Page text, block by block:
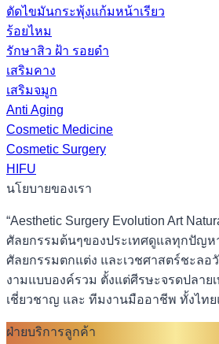
ตัดไขมันกระพุ้งแก้มหน้าเรียว
ร้อยไหม
รักษาสิว ฝ้า รอยดำ
เสริมคาง
เสริมจมูก
Anti Aging
Cosmetic Medicine
Cosmetic Surgery
HIFU
นโยบายของเรา
“Aesthetic Surgery Evolution Art
ศัลยกรรมต้นๆของประเทศดูแลทุกปัญ
ศัลยกรรมตกแต่ง และเวชศาสตร์ชะลอ
งามแบบองค์รวม ตั้งแต่ศีรษะจรดปลาย
เชี่ยวชาญ และ ทีมงานมืออาชีพ ทั้งไทย
ฝ่ายบริการลูกค้า